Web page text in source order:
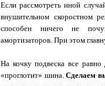
Если рассмотреть иной
внушительном скоростном
способен ничего не
амортизаторов. При этом
На кочку подвеска все
«проглотит» шина.Сделаем